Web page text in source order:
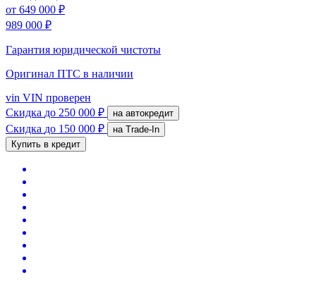
от 649 000 ₽
989 000 ₽
Гарантия юридической чистоты
Оригинал ПТС в наличии
vin VIN проверен
Скидка до 250 000 ₽ на автокредит
Скидка до 150 000 ₽
на Trade-In
Купить в кредит